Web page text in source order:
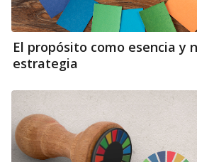
El propósito como esencia y
estrategia